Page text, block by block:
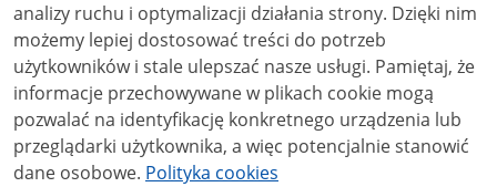
analizy ruchu i optymalizacji działania strony. Dzięki nim
możemy lepiej dostosować treści do potrzeb
użytkowników i stale ulepszać nasze usługi. Pamiętaj, że
informacje przechowywane w plikach cookie mogą
pozwalać na identyfikację konkretnego urządzenia lub
przeglądarki użytkownika, a więc potencjalnie stanowić
dane osobowe. Polityka cookies